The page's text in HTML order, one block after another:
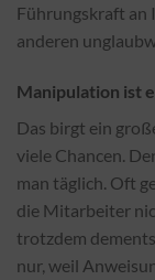
Führungskraft an
anderen
Manipulation ist
Das birgt ein
viele Chancen.
man täglich. Oft
die Mitarbeiter
trotzdem
nur, weil